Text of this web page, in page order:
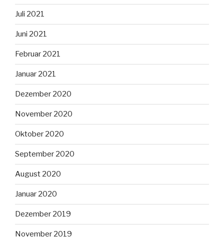
Juli 2021
Juni 2021
Februar 2021
Januar 2021
Dezember 2020
November 2020
Oktober 2020
September 2020
August 2020
Januar 2020
Dezember 2019
November 2019